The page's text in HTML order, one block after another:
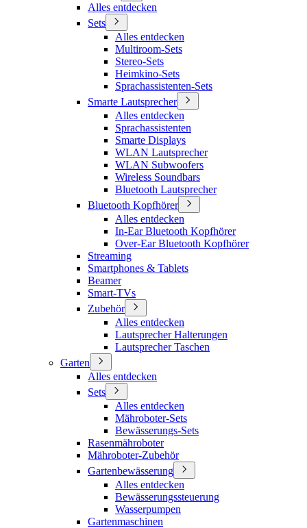
Alles entdecken
Sets
Alles entdecken
Multiroom-Sets
Stereo-Sets
Heimkino-Sets
Sprachassistenten-Sets
Smarte Lautsprecher
Alles entdecken
Sprachassistenten
Smarte Displays
WLAN Lautsprecher
WLAN Subwoofers
Wireless Soundbars
Bluetooth Lautsprecher
Bluetooth Kopfhörer
Alles entdecken
In-Ear Bluetooth Kopfhörer
Over-Ear Bluetooth Kopfhörer
Streaming
Smartphones & Tablets
Beamer
Smart-TVs
Zubehör
Alles entdecken
Lautsprecher Halterungen
Lautsprecher Taschen
Garten
Alles entdecken
Sets
Alles entdecken
Mähroboter-Sets
Bewässerungs-Sets
Rasenmähroboter
Mähroboter-Zubehör
Gartenbewässerung
Alles entdecken
Bewässerungssteuerung
Wasserpumpen
Gartenmaschinen